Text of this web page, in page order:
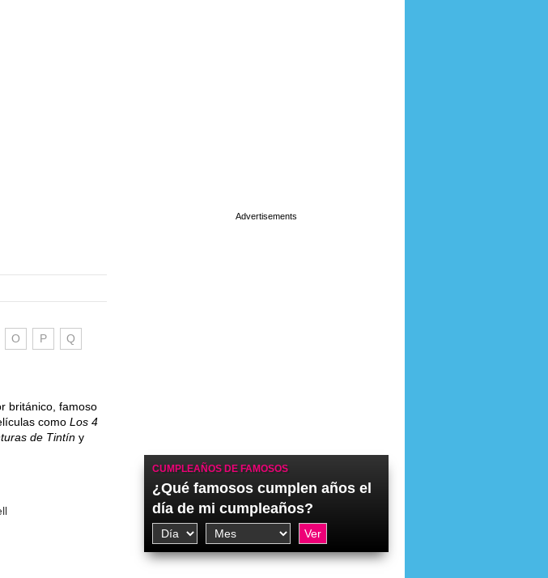
O P Q
británico, famoso
como Los 4
de Tintín y
CUMPLEAÑOS DE FAMOSOS
¿Qué famosos cumplen años el
día de mi cumpleaños?